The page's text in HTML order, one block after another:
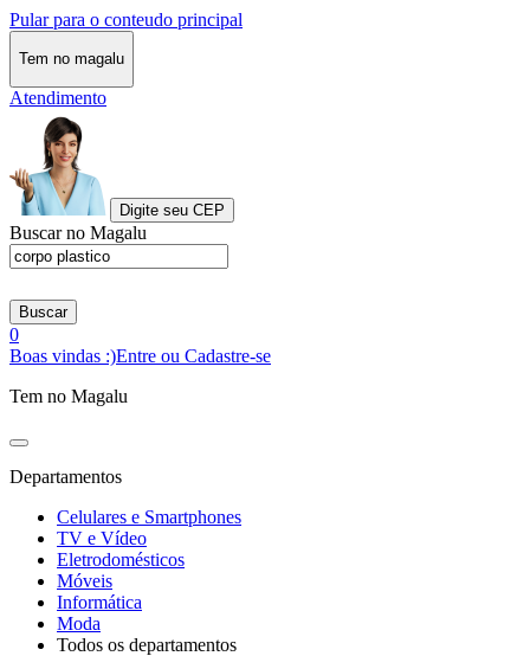
Pular para o conteudo principal
Tem no magalu
Atendimento
Digite seu CEP
Buscar no Magalu
Buscar
0
Boas vindas :)Entre ou Cadastre-se
Tem no Magalu
Departamentos
Celulares e Smartphones
TV e Vídeo
Eletrodomésticos
Móveis
Informática
Moda
Todos os departamentos